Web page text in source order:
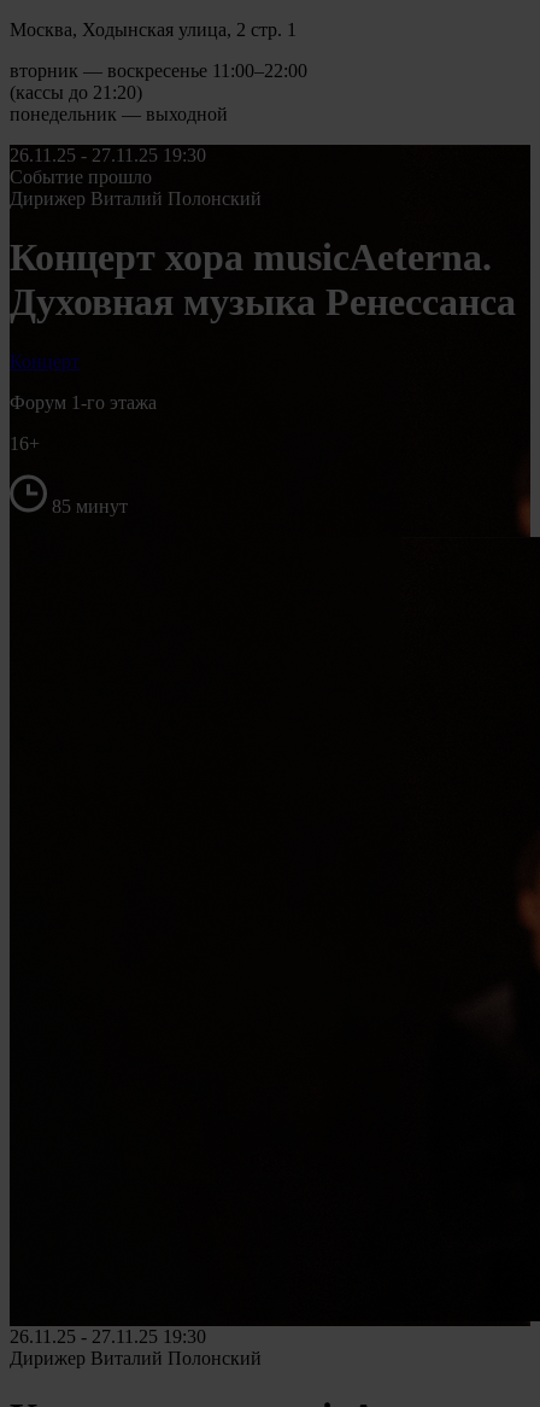
Москва, Ходынская улица, 2 стр. 1
вторник — воскресенье 11:00–22:00
(кассы до 21:20)
понедельник — выходной
26.11.25 - 27.11.25 19:30
Событие прошло
Дирижер Виталий Полонский
Концерт хора musicAeterna.
Духовная музыка Ренессанса
Концерт
Форум 1-го этажа
16+
85 минут
26.11.25 - 27.11.25 19:30
Дирижер Виталий Полонский